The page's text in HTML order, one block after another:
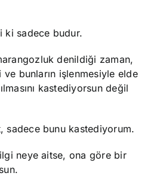
ki sadece budur.
denildiği zaman,
ve bunların işlenmesiyle elde
kastediyorsun değil
sadece bunu kastediyorum.
neye aitse, ona göre bir